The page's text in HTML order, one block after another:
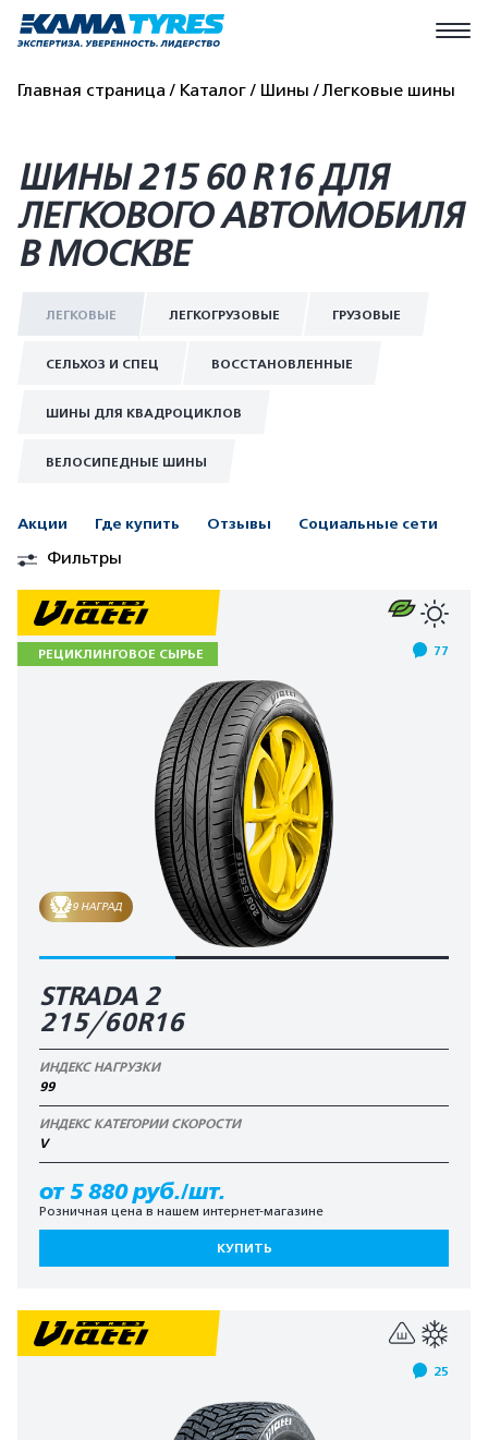
Главная страница Каталог Шины Легковые шины
ШИНЫ 215 60 R16 ДЛЯ
ЛЕГКОВОГО АВТОМОБИЛЯ
В МОСКВЕ
ЛЕГКОВЫЕ ЛЕГКОГРУЗОВЫЕ ГРУЗОВЫЕ
СЕЛЬХОЗ И СПЕЦ ВОССТАНОВЛЕННЫЕ
ШИНЫ ДЛЯ КВАДРОЦИКЛОВ
ВЕЛОСИПЕДНЫЕ ШИНЫ
Акции Где купить Отзывы Социальные сети
Фильтры
РЕЦИКЛИНГОВОЕ СЫРЬЕ 77
9 НАГРАД
STRADA 2
215/60R16
ИНДЕКС НАГРУЗКИ
99
ИНДЕКС КАТЕГОРИИ СКОРОСТИ
V
от 5 880 руб./шт.
Розничная цена в нашем интернет-магазине
КУПИТЬ
25